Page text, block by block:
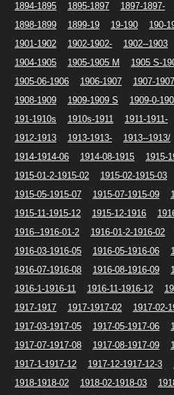
1894-1895
1895-1897 1897-1897-
1898-1899
1899-19 19-190 190-
1901-1902
1902-1902- 1902--1903
1904-1905
1905-1905 M 1905 S-
1905-06-1906
1906-1907 1907-
1908-1909
1909-1909 S 1909-0-
191-1910s
1910s-1911 1911-1911-
1912-1913
1913-1913- 1913--1913/
1914-1914-06
1914-08-1915
1915-
1915-01-2-1915-02
1915-02-1915-03
1915-05-1915-07
1915-07-1915-09
1915-11-1915-12
1915-12-1916
1916--1916-01-2
1916-01-2-1916-02
1916-03-1916-05
1916-05-1916-06
1916-07-1916-08
1916-08-1916-09
1916-1-1916-11
1916-11-1916-12
1917-1917
1917-1917-02
1917-02-
1917-03-1917-05
1917-05-1917-06
1917-07-1917-08
1917-08-1917-09
1917-1-1917-12
1917-12-1917-12-3
1918-1918-02
1918-02-1918-03